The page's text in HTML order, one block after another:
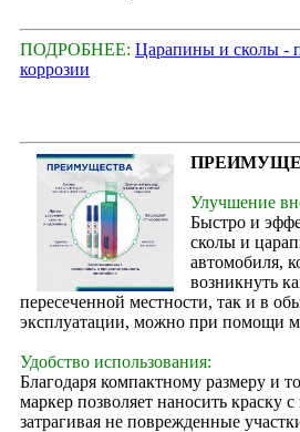
ПОДРОБНЕЕ: Царапины и сколы -
коррозии
Улучшение
Быстро и
сколы и
автомобиля,
возникнуть
пересеченной местности, так и в
эксплуатации, можно при помощи
Удобство использования:
Благодаря компактному размеру и
маркер позволяет наносить краску
затрагивая не поврежденные